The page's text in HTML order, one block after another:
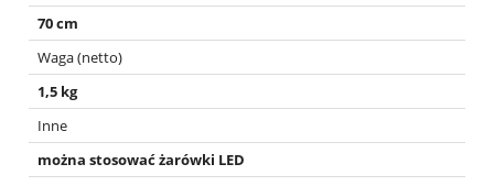
70 cm
Waga (netto)
1,5 kg
Inne
można stosować żarówki LED